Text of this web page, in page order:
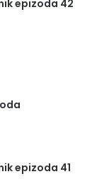
epizoda 42
epizoda 41